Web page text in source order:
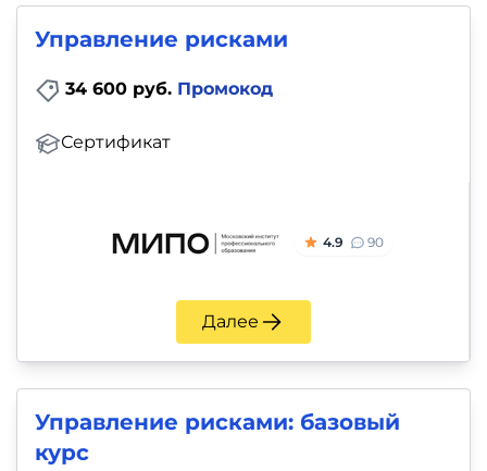
Управление рисками
34 600 руб. Промокод
Сертификат
4.9 90
Далее
Управление рисками: базовый
курс